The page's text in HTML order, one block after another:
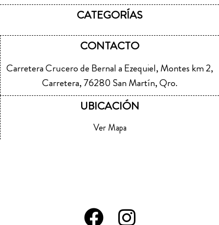
CATEGORÍAS
CONTACTO
Carretera Crucero de Bernal a Ezequiel, Montes km 2,
Carretera, 76280 San Martín, Qro.
UBICACIÓN
Ver Mapa